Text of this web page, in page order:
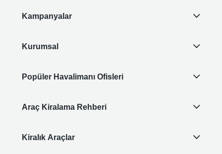
Kampanyalar
Kurumsal
Popüler Havalimanı Ofisleri
Araç Kiralama Rehberi
Kiralık Araçlar